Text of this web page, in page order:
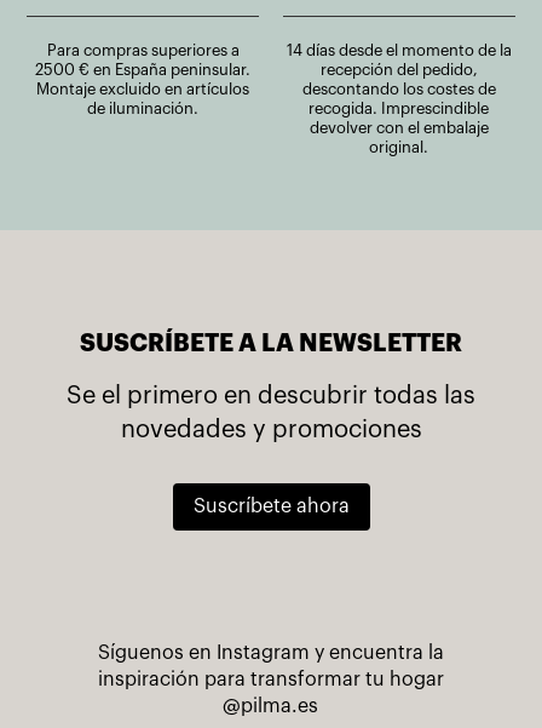
Para compras superiores a
2500 € en España peninsular.
Montaje excluido en artículos
de iluminación.
14 días desde el momento de la
recepción del pedido,
descontando los costes de
recogida. Imprescindible
devolver con el embalaje
original.
SUSCRÍBETE A LA NEWSLETTER
Se el primero en descubrir todas las
novedades y promociones
Suscríbete ahora
Síguenos en Instagram y encuentra la
inspiración para transformar tu hogar
@pilma.es